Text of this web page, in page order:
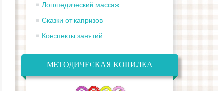
Театрализованная
деятельность как
средство
недостатков связной
инсценировки сказок
процессе
Логопедический массаж
Сказки от капризов
Конспекты занятий
МЕТОДИЧЕСКАЯ КОПИЛКА